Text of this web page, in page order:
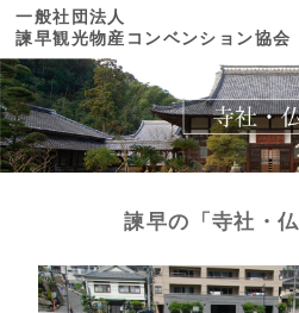
一般社団法人
諫早観光物産コンベンション協会
諫早観光物産
コンベンショ
諫早の「寺社・